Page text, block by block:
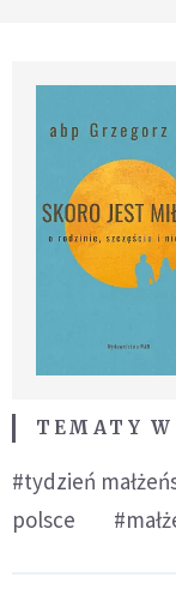
TEMATY
#tydzień
polsce